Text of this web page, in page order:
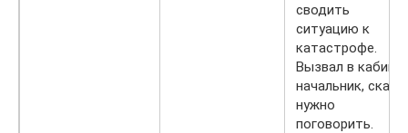
сводить
ситуацию к
катастрофе.
Вызвал в
начальник,
нужно
поговорить.